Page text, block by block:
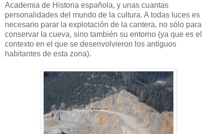
Academia de Historia española, y unas cuantas
personalidades del mundo de la cultura. A todas luces es
necesario parar la explotación de la cantera, no sólo para
conservar la cueva, sino también su entorno (ya que es el
contexto en el que se desenvolvieron los antiguos
habitantes de esta zona).